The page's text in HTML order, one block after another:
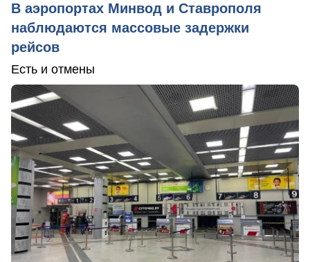
В аэропортах Минвод и Ставрополя
наблюдаются массовые задержки
рейсов
Есть и отмены